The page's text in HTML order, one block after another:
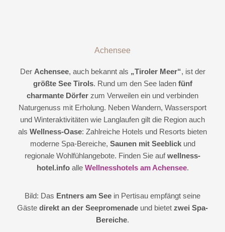
Achensee
Der Achensee, auch bekannt als „Tiroler Meer“, ist der
größte See Tirols. Rund um den See laden fünf
charmante Dörfer zum Verweilen ein und verbinden
Naturgenuss mit Erholung. Neben Wandern, Wassersport
und Winteraktivitäten wie Langlaufen gilt die Region auch
als Wellness-Oase: Zahlreiche Hotels und Resorts bieten
moderne Spa-Bereiche, Saunen mit Seeblickund
regionale Wohlfühlangebote. Finden Sie aufwellness-
hotel.infoalle Wellnesshotels am Achensee.
Bild: Das Entners am See in Pertisau empfängt seine
Gäste direkt an der Seepromenade und bietet zwei Spa-
Bereiche.